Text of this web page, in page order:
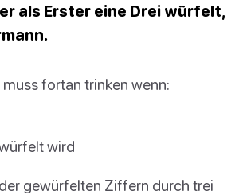
als Erster eine Drei würfelt,
fortan trinken wenn:
wird
gewürfelten Ziffern durch trei